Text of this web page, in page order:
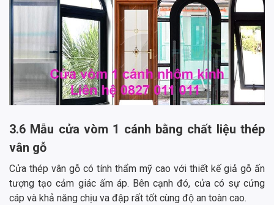
3.6 Mẫu cửa vòm 1 cánh bằng chất liệu thép
vân gỗ
Cửa thép vân gỗ có tính thẩm mỹ cao với thiết kế giả gỗ ấn
tượng tạo cảm giác ấm áp. Bên cạnh đó, cửa có sự cứng
cáp và khả năng chịu va đập rất tốt cùng độ an toàn cao.